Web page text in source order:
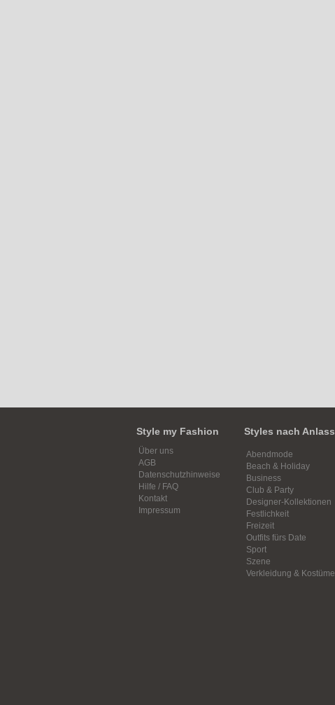
Style my Fashion
Über uns
AGB
Datenschutzhinweise
Hilfe / FAQ
Kontakt
Impressum
Styles nach Anlass
Abendmode
Beach & Holiday
Business
Club & Party
Designer-Kollektionen
Festlichkeit
Freizeit
Outfits fürs Date
Sport
Szene
Verkleidung & Kostüme